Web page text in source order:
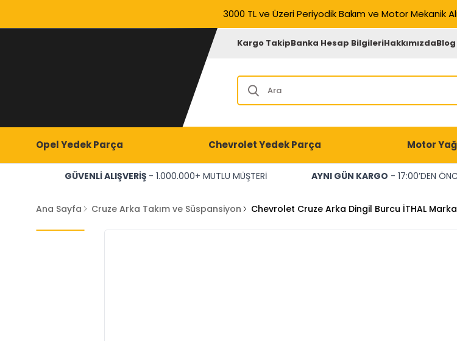
3000 TL ve Üzeri Periyodik Bakım ve Motor Mekanik
Kargo TakipBanka Hesap BilgileriHakkımızdaBlog
Opel Yedek Parça Chevrolet Yedek Parça Motor
GÜVENLİ ALIŞVERİŞ - 1.000.000+ MUTLU MÜŞTERİ AYNI GÜN KARGO - 17:00’DEN
Ana Sayfa Cruze Arka Takım ve Süspansiyon Chevrolet Cruze Arka Dingil Burcu İTHAL Marka